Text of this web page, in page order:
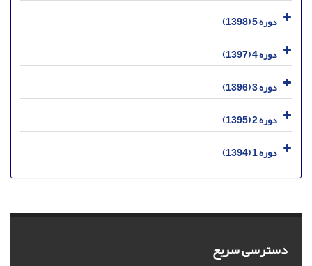
دوره 5 (1398)
دوره 4 (1397)
دوره 3 (1396)
دوره 2 (1395)
دوره 1 (1394)
دسترسی سریع